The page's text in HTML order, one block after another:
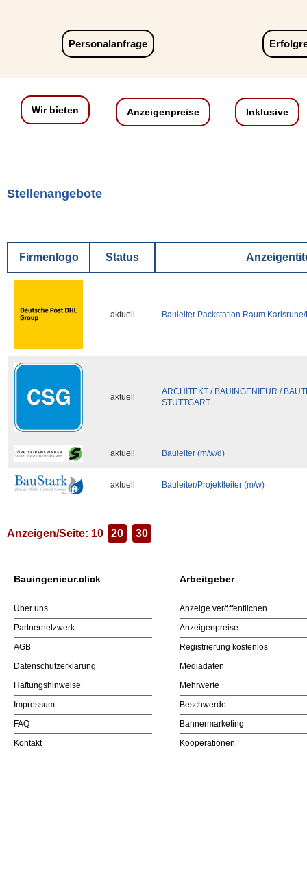
Personalanfrage
Wir bieten Anzeigenpreise Inklusive
Stellenangebote
Firmenlogo Status
aktuell Bauleiter Packstation Raum
aktuell
ARCHITEKT / BAUINGENIEUR /
STUTTGART
aktuell Bauleiter (m/w/d)
aktuell Bauleiter/Projektleiter (m/w)
Anzeigen/Seite: 10 20 30
Bauingenieur.click Arbeitgeber
Über uns
Partnernetzwerk
AGB
Datenschutzerklärung
Haftungshinweise
Impressum
FAQ
Kontakt
Anzeige veröffentlichen
Anzeigenpreise
Registrierung kostenlos
Mediadaten
Mehrwerte
Beschwerde
Bannermarketing
Kooperationen